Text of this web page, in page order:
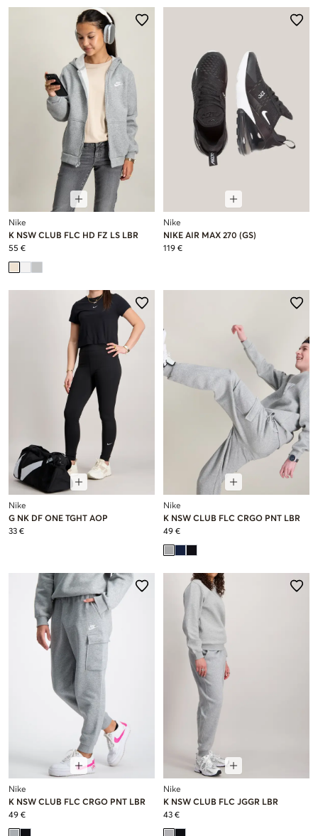
Nike
K NSW CLUB FLC HD FZ LS LBR
55 €
Nike
NIKE AIR MAX 270 (GS)
119 €
Nike
G NK DF ONE TGHT AOP
33 €
Nike
K NSW CLUB FLC CRGO PNT LBR
49 €
Nike
K NSW CLUB FLC CRGO PNT LBR
49 €
Nike
K NSW CLUB FLC JGGR LBR
43 €